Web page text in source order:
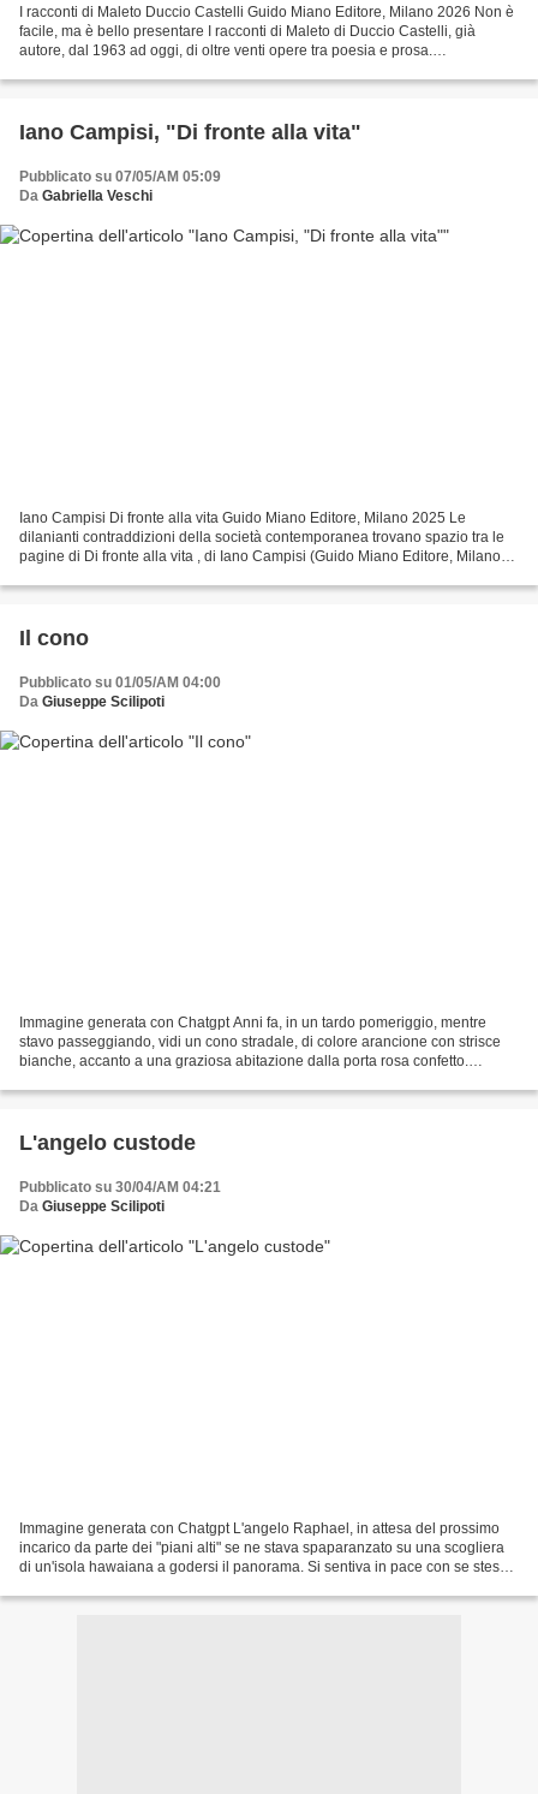
I racconti di Maleto Duccio Castelli Guido Miano Editore, Milano 2026 Non è
facile, ma è bello presentare I racconti di Maleto di Duccio Castelli, già
autore, dal 1963 ad oggi, di oltre venti opere tra poesia e prosa.
Iano Campisi, "Di fronte alla vita"
Pubblicato su 07/05/AM 05:09
Da Gabriella Veschi
Iano Campisi Di fronte alla vita Guido Miano Editore, Milano 2025 Le
dilanianti contraddizioni della società contemporanea trovano spazio tra le
pagine di Di fronte alla vita , di Iano Campisi (Guido Miano Editore, Milano
Il cono
Pubblicato su 01/05/AM 04:00
Da Giuseppe Scilipoti
Immagine generata con Chatgpt Anni fa, in un tardo pomeriggio, mentre
stavo passeggiando, vidi un cono stradale, di colore arancione con strisce
bianche, accanto a una graziosa abitazione dalla porta rosa confetto.
L'angelo custode
Pubblicato su 30/04/AM 04:21
Da Giuseppe Scilipoti
Immagine generata con Chatgpt L'angelo Raphael, in attesa del prossimo
incarico da parte dei "piani alti" se ne stava spaparanzato su una scogliera
di un'isola hawaiana a godersi il panorama. Si sentiva in pace con se stesso,